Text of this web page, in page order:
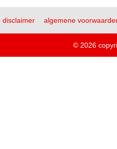
disclaimer algemene
© 2026